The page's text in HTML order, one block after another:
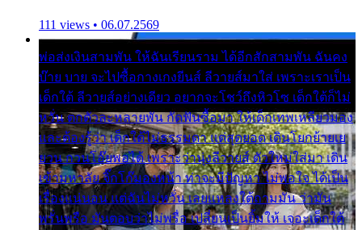
111 views • 06.07.2569
พ่อส่งเงินสามพัน ให้ฉันเรียนราม ได้อีกสักสามพัน ฉันคง
บ๊าย บาย จะไปซื้อกางเกงยีนส์ ลีวายส์มาใส่ เพราะเราเป็น
เด็กใต้ ลีวายส์อย่างเดียว อยากจะโชว์ถึงหิวโซ เด็กใต้ก็ไม่
หวั่น ตกตัวละหลายพัน กัดฟันซื้อมา ให้เด็กเทพเหลียวมอง
และต้องรู้ว่า เด็กใต้ไม่ธรรมดา แต่สุดยอด เดินโยกย้ายเย
ยวน กวนโอ๊ยพอได้ เพราะว่านุ่งลีวายส์ ตัวใหม่ใส่มา เดิน
เข้ามหาลัย จิ๊กโก๊มองหน้า ท่าจะมีปัญหา ไม่พอใจ ได้เป็น
เรื่องแน่นอน แต่ฉันไม่หวั่น เลยแหลงใต้ถามมัน ว่ามัน
พรั่นพรือ มันตอบว่าไม่พรื่อ เปลี่ยนเป็นยิ้มให้ เจอะเด็กใต้